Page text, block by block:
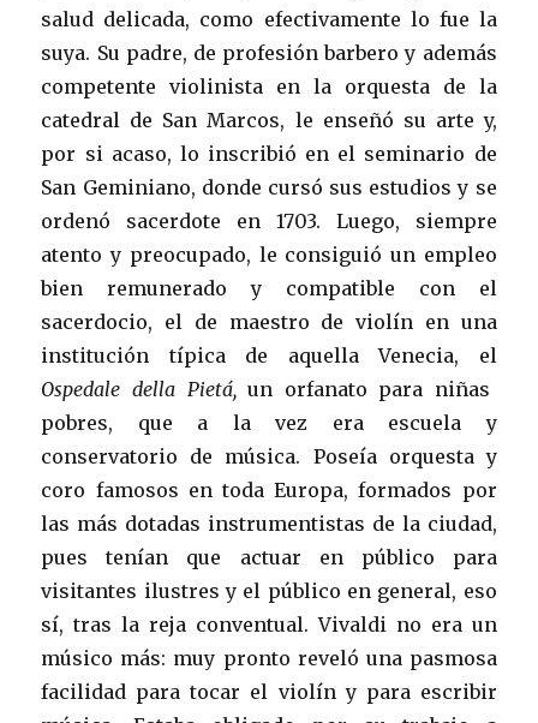
salud delicada, como efectivamente lo fue la
suya. Su padre, de profesión barbero y además
competente violinista en la orquesta de la
catedral de San Marcos, le enseñó su arte y,
por si acaso, lo inscribió en el seminario de
San Geminiano, donde cursó sus estudios y se
ordenó sacerdote en 1703. Luego, siempre
atento y preocupado, le consiguió un empleo
bien remunerado y compatible con el
sacerdocio, el de maestro de violín en una
institución típica de aquella Venecia, el
Ospedale della Pietá,un orfanato para niñas
pobres, que a la vez era escuela y
conservatorio de música. Poseía orquesta y
coro famosos en toda Europa, formados por
las más dotadas instrumentistas de la ciudad,
pues tenían que actuar en público para
visitantes ilustres y el público en general, eso
sí, tras la reja conventual. Vivaldi no era un
músico más: muy pronto reveló una pasmosa
facilidad para tocar el violín y para escribir